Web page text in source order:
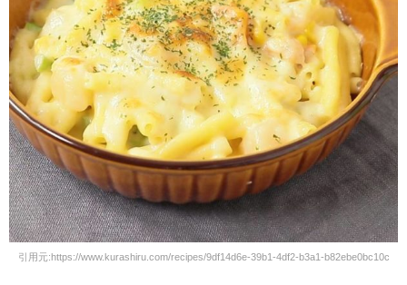
引用元:https://www.kurashiru.com/recipes/9df14d6e-39b1-4df2-b3a1-b82ebe0bc10c